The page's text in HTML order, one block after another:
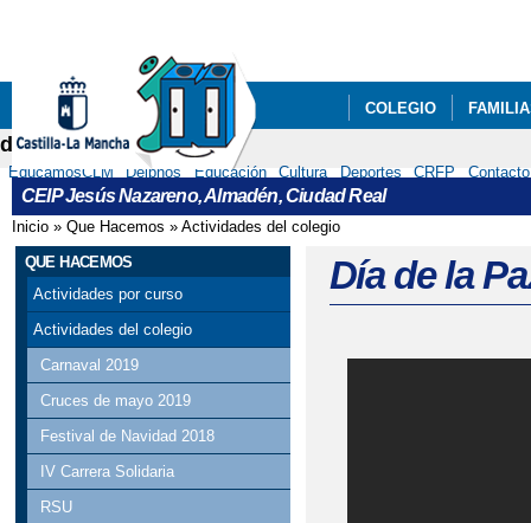
COLEGIO
delphos
EducamosCLM Delphos Educación Cultura Deportes CRFP Contacto
CEIP Jesús Nazareno, Almadén, Ciudad Real
Se encuentra usted aquí
Inicio » Que Hacemos » Actividades del colegio
QUE HACEMOS
Actividades por curso
Actividades del colegio
Carnaval 2019
Cruces de mayo 2019
Festival de Navidad 2018
IV Carrera Solidaria
RSU
Día de la